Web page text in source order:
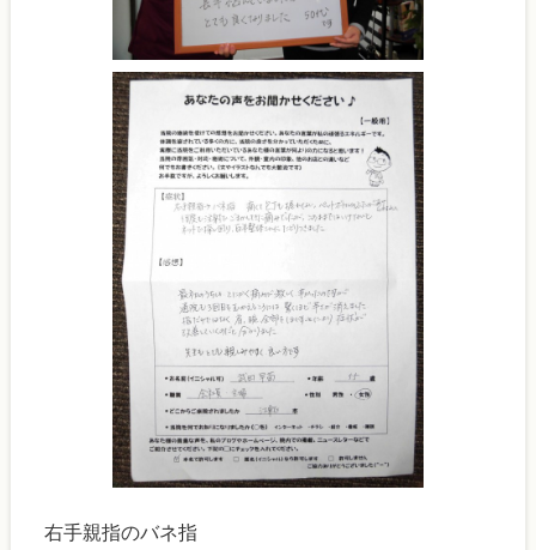
右手親指のバネ指